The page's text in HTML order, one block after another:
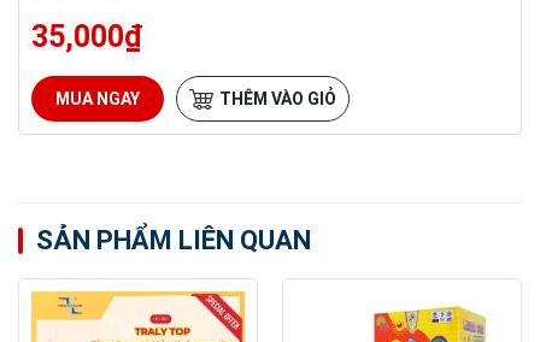
35,000₫
MUA NGAY THÊM VÀO GIỎ
SẢN PHẨM LIÊN QUAN